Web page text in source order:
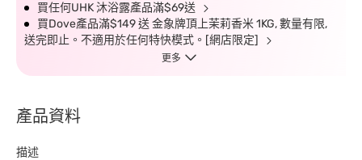
買任何UHK 沐浴露產品滿$69送
買Dove產品滿$149 送 金象牌頂上茉莉香米 1KG, 數量有限,
送完即止。不適用於任何特快模式。[網店限定]
更多
產品資料
描述